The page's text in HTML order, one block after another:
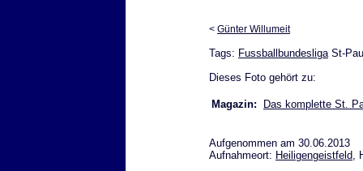
< Günter Willumeit
Tags: Fussballbundesliga St-
Dieses Foto gehört zu:
Magazin: Das komplette St.
Aufgenommen am 30.06.2013
Aufnahmeort: Heiligengeistfeld ,